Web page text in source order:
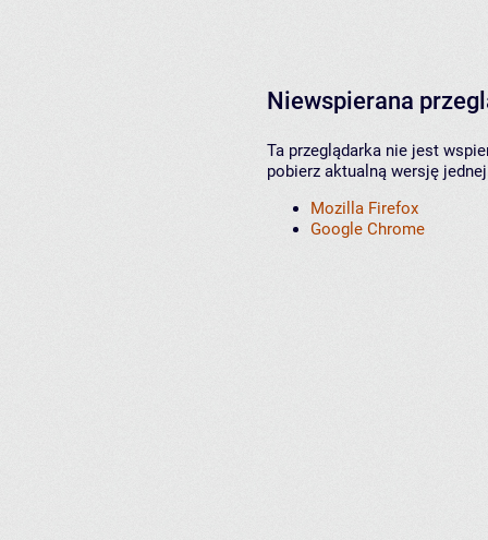
Niewspierana
Ta przeglądarka nie jest
pobierz aktualną wersję
Mozilla Firefox
Google Chrome